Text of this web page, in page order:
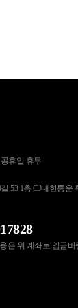
공휴일 휴무
53 1층 CJ대한통운
은 위 계좌로 입금바